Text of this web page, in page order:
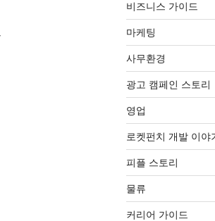
비즈니스 가이드
마케팅
사무환경
광고 캠페인 스토리
영업
로켓펀치 개발 이야
피플 스토리
물류
커리어 가이드